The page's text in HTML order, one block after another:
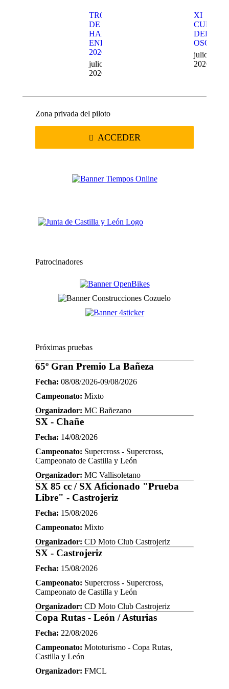
TROFEO
DE
HARD
ENDURO
2026
julio 22,
2026
XI
CUEVA
DEL
OSO
julio 20,
2026
Zona privada del piloto
ACCEDER
Patrocinadores
Próximas pruebas
65º Gran Premio La Bañeza
Fecha: 08/08/2026-09/08/2026
Campeonato: Mixto
Organizador: MC Bañezano
SX - Chañe
Fecha: 14/08/2026
Campeonato: Supercross - Supercross,
Campeonato de Castilla y León
Organizador: MC Vallisoletano
SX 85 cc / SX Aficionado "Prueba
Libre" - Castrojeriz
Fecha: 15/08/2026
Campeonato: Mixto
Organizador: CD Moto Club Castrojeriz
SX - Castrojeriz
Fecha: 15/08/2026
Campeonato: Supercross - Supercross,
Campeonato de Castilla y León
Organizador: CD Moto Club Castrojeriz
Copa Rutas - León / Asturias
Fecha: 22/08/2026
Campeonato: Mototurismo - Copa Rutas,
Castilla y León
Organizador: FMCL